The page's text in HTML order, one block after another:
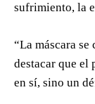
sufrimiento, la
“La máscara
destacar que
en sí, sino un